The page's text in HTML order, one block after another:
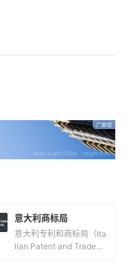
意大利商标局
意大利专利和商标局（Ita
lian Patent and Tradem